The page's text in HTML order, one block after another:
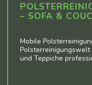
– SOFA &
Mobile
Polsterreinigungswelt
und Teppiche